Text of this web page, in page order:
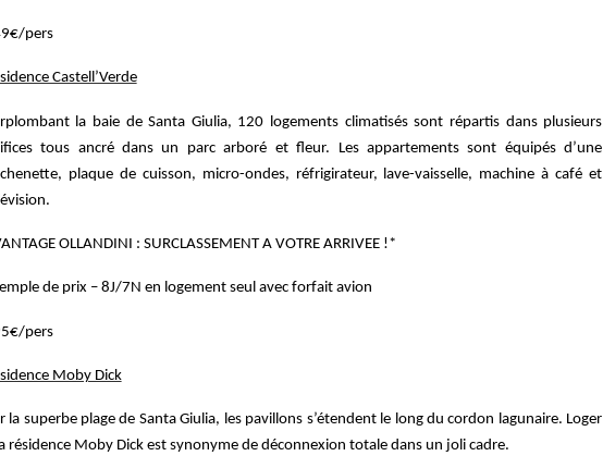
pers
Castell’Verde
la baie de Santa Giulia, 120 logements climatisés sont répartis dans plusieurs
tous ancré dans un parc arboré et fleur. Les appartements sont équipés d’une
plaque de cuisson, micro-ondes, réfrigirateur, lave-vaisselle, machine à café et
OLLANDINI : SURCLASSEMENT A VOTRE ARRIVEE !*
de prix – 8J/7N en logement seul avec forfait avion
pers
Moby Dick
la superbe plage de Santa Giulia, les pavillons s’étendent le long du cordon lagunaire. Loger
résidence Moby Dick est synonyme de déconnexion totale dans un joli cadre.